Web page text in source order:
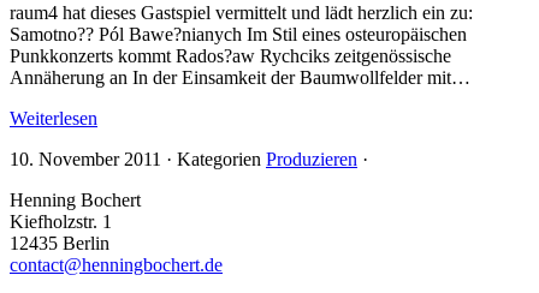
raum4 hat dieses Gastspiel vermittelt und lädt herzlich ein zu:
Samotno?? Pól Bawe?nianych Im Stil eines osteuropäischen
Punkkonzerts kommt Rados?aw Rychciks zeitgenössische
Annäherung an In der Einsamkeit der Baumwollfelder mit…
Weiterlesen
10. November 2011 · Kategorien Produzieren ·
Henning Bochert
Kiefholzstr. 1
12435 Berlin
contact@henningbochert.de